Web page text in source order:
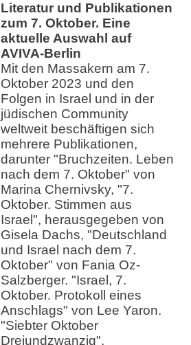
Literatur und Publikationen
zum 7. Oktober. Eine
aktuelle Auswahl auf
AVIVA-Berlin
Mit den Massakern am 7.
Oktober 2023 und den
Folgen in Israel und in der
jüdischen Community
weltweit beschäftigen sich
mehrere Publikationen,
darunter "Bruchzeiten. Leben
nach dem 7. Oktober" von
Marina Chernivsky, "7.
Oktober. Stimmen aus
Israel", herausgegeben von
Gisela Dachs, "Deutschland
und Israel nach dem 7.
Oktober" von Fania Oz-
Salzberger. "Israel, 7.
Oktober. Protokoll eines
Anschlags" von Lee Yaron.
"Siebter Oktober
Dreiundzwanzig",